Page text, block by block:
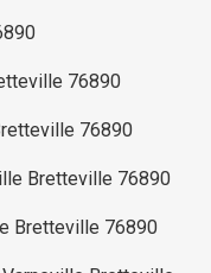
76890
76890
Bretteville 76890
Bretteville 76890